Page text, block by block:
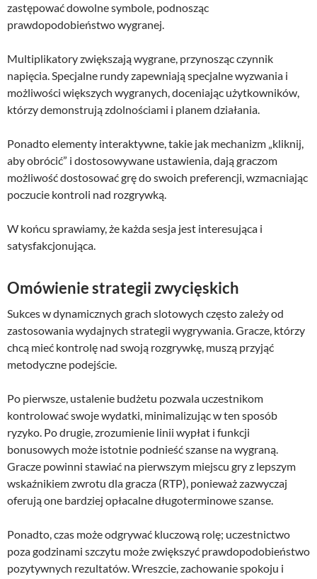
zastępować dowolne symbole, podnosząc
prawdopodobieństwo wygranej.
Multiplikatory zwiększają wygrane, przynosząc czynnik
napięcia. Specjalne rundy zapewniają specjalne wyzwania i
możliwości większych wygranych, doceniając użytkowników,
którzy demonstrują zdolnościami i planem działania.
Ponadto elementy interaktywne, takie jak mechanizm „kliknij,
aby obrócić” i dostosowywane ustawienia, dają graczom
możliwość dostosować grę do swoich preferencji, wzmacniając
poczucie kontroli nad rozgrywką.
W końcu sprawiamy, że każda sesja jest interesująca i
satysfakcjonująca.
Omówienie strategii zwycięskich
Sukces w dynamicznych grach slotowych często zależy od
zastosowania wydajnych strategii wygrywania. Gracze, którzy
chcą mieć kontrolę nad swoją rozgrywkę, muszą przyjąć
metodyczne podejście.
Po pierwsze, ustalenie budżetu pozwala uczestnikom
kontrolować swoje wydatki, minimalizując w ten sposób
ryzyko. Po drugie, zrozumienie linii wypłat i funkcji
bonusowych może istotnie podnieść szanse na wygraną.
Gracze powinni stawiać na pierwszym miejscu gry z lepszym
wskaźnikiem zwrotu dla gracza (RTP), ponieważ zazwyczaj
oferują one bardziej opłacalne długoterminowe szanse.
Ponadto, czas może odgrywać kluczową rolę; uczestnictwo
poza godzinami szczytu może zwiększyć prawdopodobieństwo
pozytywnych rezultatów. Wreszcie, zachowanie spokoju i